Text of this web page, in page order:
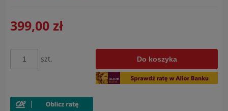
399,00 zł
szt. Do koszyka